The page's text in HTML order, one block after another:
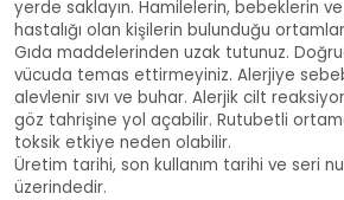
yerde saklayın. Hamilelerin, bebeklerin
hastalığı olan kişilerin bulunduğu
Gıda maddelerinden uzak tutunuz.
vücuda temas ettirmeyiniz. Alerjiye
alevlenir sıvı ve buhar. Alerjik cilt
göz tahrişine yol açabilir. Rutubetli
toksik etkiye neden olabilir.
Üretim tarihi, son kullanım tarihi ve seri
üzerindedir.